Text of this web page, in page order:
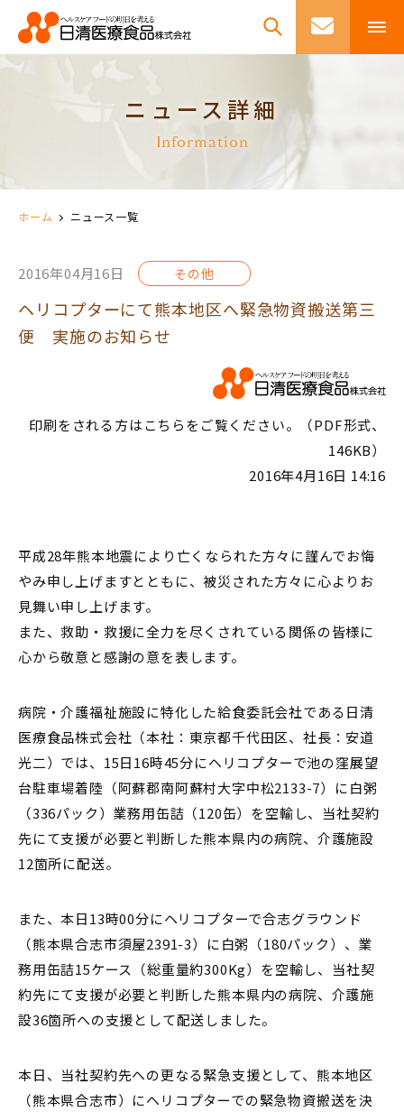
ニュース詳細
Information
ホーム ニュース一覧
2016年04月16日 その他
ヘリコプターにて熊本地区へ緊急物資搬送第三
便 実施のお知らせ
印刷をされる方はこちらをご覧ください。（PDF形式、
146KB）
2016年4月16日 14:16
平成28年熊本地震により亡くなられた方々に謹んでお悔
やみ申し上げますとともに、被災された方々に心よりお
見舞い申し上げます。
また、救助・救援に全力を尽くされている関係の皆様に
心から敬意と感謝の意を表します。
病院・介護福祉施設に特化した給食委託会社である日清
医療食品株式会社（本社：東京都千代田区、社長：安道
光二）では、15日16時45分にヘリコプターで池の窪展望
台駐車場着陸（阿蘇郡南阿蘇村大字中松2133-7）に白粥
（336パック）業務用缶詰（120缶）を空輸し、当社契約
先にて支援が必要と判断した熊本県内の病院、介護施設
12箇所に配送。
また、本日13時00分にヘリコプターで合志グラウンド
（熊本県合志市須屋2391-3）に白粥（180パック）、業
務用缶詰15ケース（総重量約300Kg）を空輸し、当社契
約先にて支援が必要と判断した熊本県内の病院、介護施
設36箇所への支援として配送しました。
本日、当社契約先への更なる緊急支援として、熊本地区
（熊本県合志市）にヘリコプターでの緊急物資搬送を決